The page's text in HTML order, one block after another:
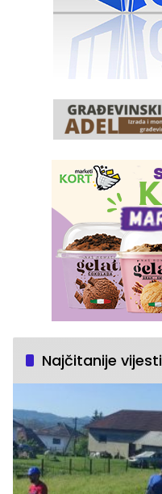
Najčitanije vijesti